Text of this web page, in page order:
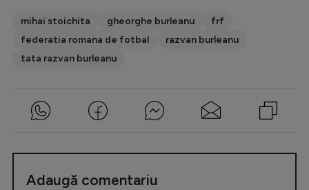
mihai stoichita gheorghe burleanu
frf
federatia romana de fotbal
razvan burleanu
tata razvan burleanu
Adaugă comentariu